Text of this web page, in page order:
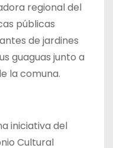
regional del
públicas
de jardines
guaguas junto a
la comuna.
iniciativa del
Cultural